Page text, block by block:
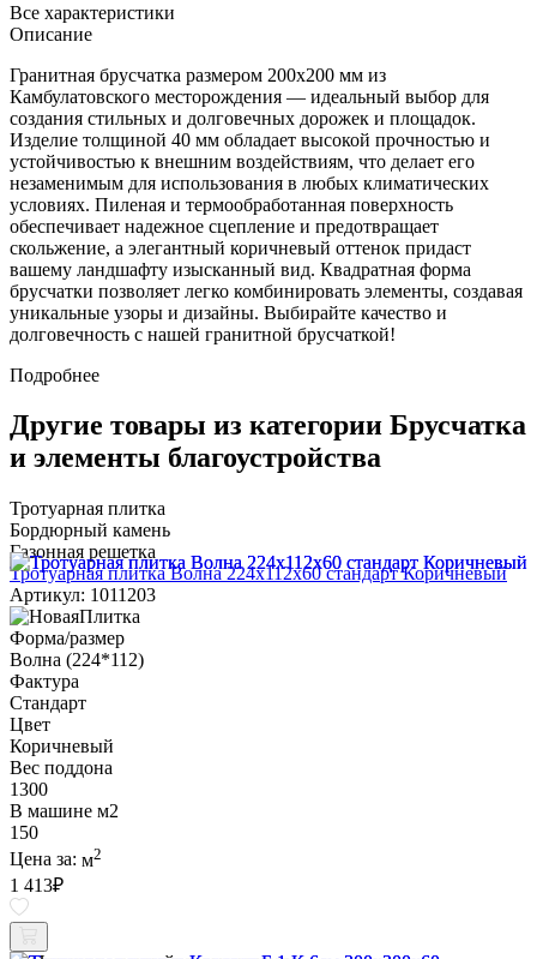
Все характеристики
Описание
Гранитная брусчатка размером 200х200 мм из
Камбулатовского месторождения — идеальный выбор для
создания стильных и долговечных дорожек и площадок.
Изделие толщиной 40 мм обладает высокой прочностью и
устойчивостью к внешним воздействиям, что делает его
незаменимым для использования в любых климатических
условиях. Пиленая и термообработанная поверхность
обеспечивает надежное сцепление и предотвращает
скольжение, а элегантный коричневый оттенок придаст
вашему ландшафту изысканный вид. Квадратная форма
брусчатки позволяет легко комбинировать элементы, создавая
уникальные узоры и дизайны. Выбирайте качество и
долговечность с нашей гранитной брусчаткой!
Подробнее
Другие товары из категории Брусчатка
и элементы благоустройства
Тротуарная плитка
Бордюрный камень
Газонная решетка
Тротуарная плитка Волна 224х112х60 стандарт Коричневый
Артикул: 1011203
Форма/размер
Волна (224*112)
Фактура
Стандарт
Цвет
Коричневый
Вес поддона
1300
В машине м2
150
Цена за: м2
1 413₽